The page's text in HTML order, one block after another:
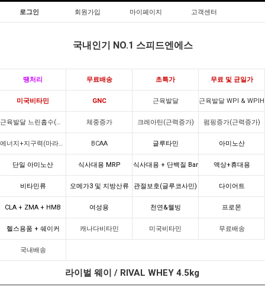
로그인 회원가입 마이페이지 고객센터
국내인기 NO.1 스피드엔에스
땡처리 무료배송 초특가 무료 및 균일가
미국비타민 GNC 근육발달 근육발달 WPI & WPIH
근육발달 느린흡수(카제인) 체중증가 크레아틴(근력증가) 펌핑증가(근력증가)
에너지+지구력(마라톤) BCAA 글루타민 아미노산
단일 아미노산 식사대용 MRP 식사대용 + 단백질 Bar 액상+휴대용
비타민류 오메가3 및 지방산류 관절보호(글루코사민) 다이어트
CLA + ZMA + HMB 여성용 천연&웰빙 프로몬
헬스용품 + 쉐이커 캐나다비타민 미국비타민 무료배송
국내배송
라이벌 웨이 / RIVAL WHEY 4.5kg